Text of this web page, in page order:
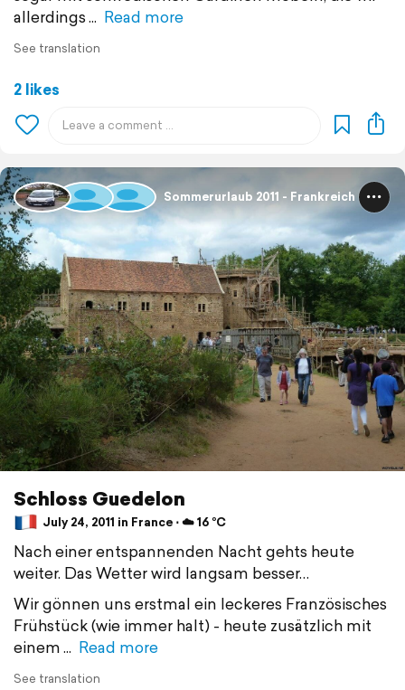
allerdings
Read more
See translation
2 likes
Sommerurlaub 2011 - Frankreich
Schloss Guedelon
July 24, 2011 in France ⋅ ☁️ 16 °C
Nach einer entspannenden Nacht gehts heute
weiter. Das Wetter wird langsam besser…
Wir gönnen uns erstmal ein leckeres Französisches
Frühstück (wie immer halt) - heute zusätzlich mit
einem
Read more
See translation